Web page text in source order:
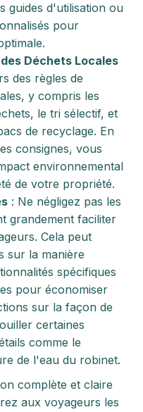
guides d'utilisation ou
pour
Déchets Locales
des règles de
y compris les
le tri sélectif, et
de recyclage. En
consignes, vous
environnemental
de votre propriété.
: Ne négligez pas les
grandement faciliter
Cela peut
sur la manière
spécifiques
pour économiser
sur la façon de
certaines
comme le
de l'eau du robinet.
complète et claire
aux voyageurs les